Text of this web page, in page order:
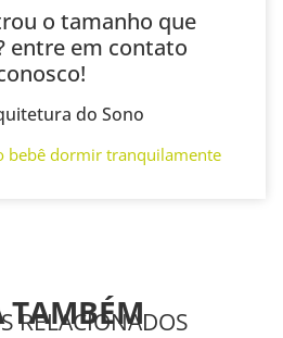
o tamanho que
entre em contato
do Sono
TAMBÉM
RELACIONADOS